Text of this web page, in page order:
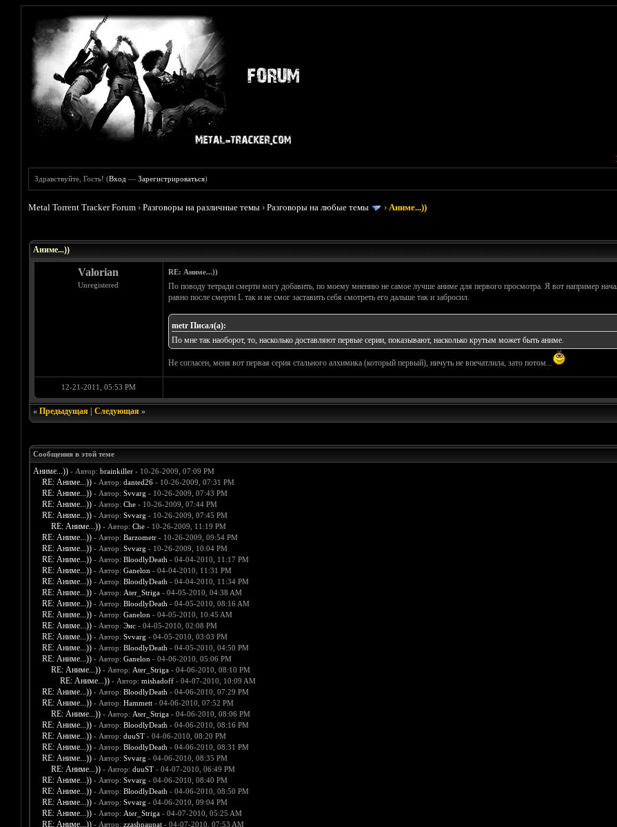
Здравствуйте, Гость! (Вход —Зарегистрироваться)
Metal Torrent Tracker Forum ›Разговоры на различные темы ›Разговоры на любые темы ›Аниме...))
Аниме...))
Valorian
Unregistered
RE: Аниме...))
По поводу тетради смерти могу добавить, по моему мнению не самое лучше аниме для первого просмотра. Я вот например
равно после смерти L так и не смог заставить себя смотреть его дальше так и забросил.
metr Писал(а):
По мне так наоборот, то, насколько доставляют первые серии, показывают, насколько крутым может быть аниме.
Не согласен, меня вот первая серия стального алхимика (который первый), ничуть не впечатлила, зато потом...
12-21-2011, 05:53 PM
« Предыдущая| Следующая»
Сообщения в этой теме
Аниме...)) - Автор: brainkiller- 10-26-2009, 07:09 PM
RE: Аниме...)) - Автор: danted26- 10-26-2009, 07:31 PM
RE: Аниме...)) - Автор: Svvarg - 10-26-2009, 07:43 PM
RE: Аниме...)) - Автор: Che- 10-26-2009, 07:44 PM
RE: Аниме...)) - Автор: Svvarg - 10-26-2009, 07:45 PM
RE: Аниме...)) - Автор: Che- 10-26-2009, 11:19 PM
RE: Аниме...)) - Автор: Barzometr- 10-26-2009, 09:54 PM
RE: Аниме...)) - Автор: Svvarg - 10-26-2009, 10:04 PM
RE: Аниме...)) - Автор: BloodlyDeath - 04-04-2010, 11:17 PM
RE: Аниме...)) - Автор: Ganelon - 04-04-2010, 11:31 PM
RE: Аниме...)) - Автор: BloodlyDeath - 04-04-2010, 11:34 PM
RE: Аниме...)) - Автор: Ater_Striga- 04-05-2010, 04:38 AM
RE: Аниме...)) - Автор: BloodlyDeath - 04-05-2010, 08:16 AM
RE: Аниме...)) - Автор: Ganelon - 04-05-2010, 10:45 AM
RE: Аниме...)) - Автор: Энс- 04-05-2010, 02:08 PM
RE: Аниме...)) - Автор: Svvarg - 04-05-2010, 03:03 PM
RE: Аниме...)) - Автор: BloodlyDeath - 04-05-2010, 04:50 PM
RE: Аниме...)) - Автор: Ganelon - 04-06-2010, 05:06 PM
RE: Аниме...)) - Автор: Ater_Striga- 04-06-2010, 08:10 PM
RE: Аниме...)) - Автор: mishadoff- 04-07-2010, 10:09 AM
RE: Аниме...)) - Автор: BloodlyDeath - 04-06-2010, 07:29 PM
RE: Аниме...)) - Автор: Hammett- 04-06-2010, 07:52 PM
RE: Аниме...)) - Автор: Ater_Striga- 04-06-2010, 08:06 PM
RE: Аниме...)) - Автор: BloodlyDeath - 04-06-2010, 08:16 PM
RE: Аниме...)) - Автор: duuST- 04-06-2010, 08:20 PM
RE: Аниме...)) - Автор: BloodlyDeath - 04-06-2010, 08:31 PM
RE: Аниме...)) - Автор: Svvarg - 04-06-2010, 08:35 PM
RE: Аниме...)) - Автор: duuST- 04-07-2010, 06:49 PM
RE: Аниме...)) - Автор: Svvarg - 04-06-2010, 08:40 PM
RE: Аниме...)) - Автор: BloodlyDeath - 04-06-2010, 08:50 PM
RE: Аниме...)) - Автор: Svvarg - 04-06-2010, 09:04 PM
RE: Аниме...)) - Автор: Ater_Striga- 04-07-2010, 05:25 AM
RE: Аниме...)) - Автор: zzashpaupat- 04-07-2010, 07:53 AM